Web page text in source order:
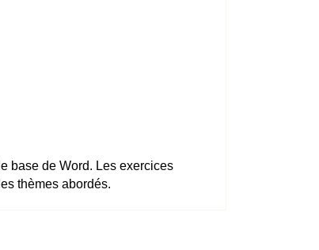
base de Word. Les exercices
thèmes abordés.